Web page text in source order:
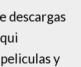
descargas
y